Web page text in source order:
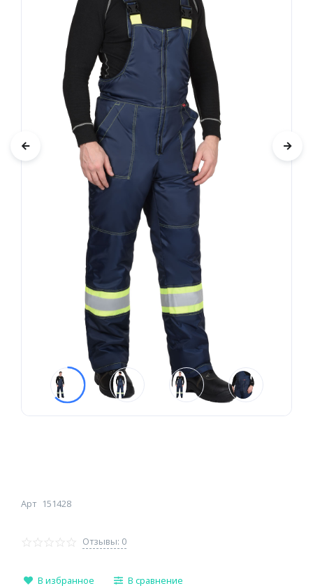
Арт 151428
Отзывы: 0
В избранное В сравнение